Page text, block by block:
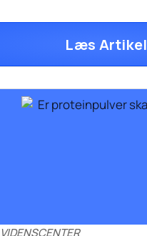
Læs Artikel
VIDENSCENTER